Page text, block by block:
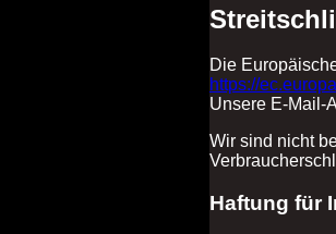
Die
https://
Unsere E-Mail-
Wir sind nicht
Haftung für